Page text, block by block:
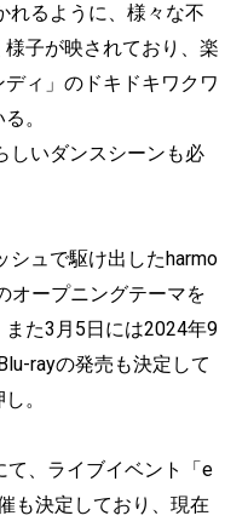
れるように、様々な不
子が映されており、楽
ィ」のドキドキワクワ
。
しいダンスシーンも必
シュで駆け出したharmo
オープニングテーマを
た3月5日には2024年9
rayの発売も決定して
。
て、ライブイベント「e
も決定しており、現在